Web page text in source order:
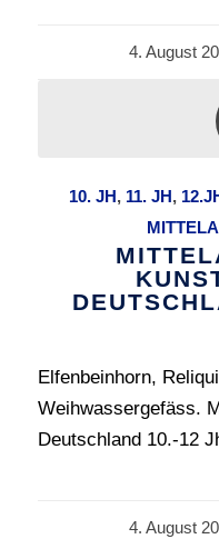
4. August
/
10. JH, 11. JH,
Elfenbeinhorn,
Weihwassergefäss.
Deutschland 10.-12
4. August
/